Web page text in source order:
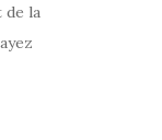
de la